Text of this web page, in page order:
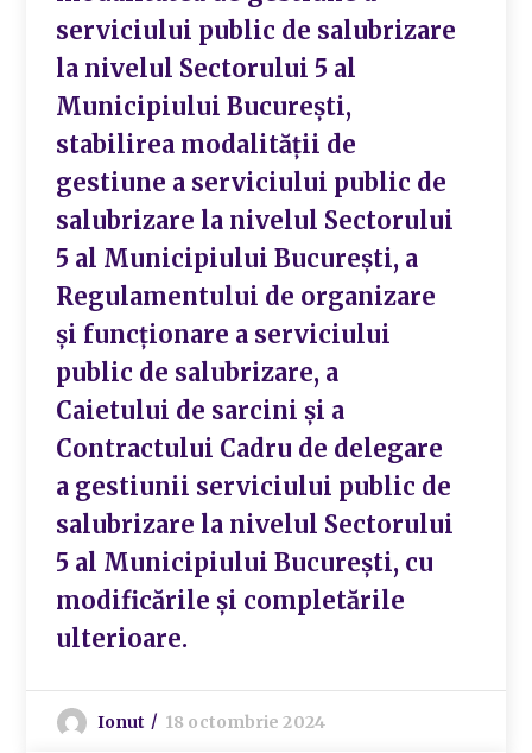
serviciului public de salubrizare
la nivelul Sectorului 5 al
Municipiului București,
stabilirea modalității de
gestiune a serviciului public de
salubrizare la nivelul Sectorului
5 al Municipiului București, a
Regulamentului de organizare
și funcționare a serviciului
public de salubrizare, a
Caietului de sarcini și a
Contractului Cadru de delegare
a gestiunii serviciului public de
salubrizare la nivelul Sectorului
5 al Municipiului București, cu
modificările și completările
ulterioare.
Ionut 18 octombrie 2024